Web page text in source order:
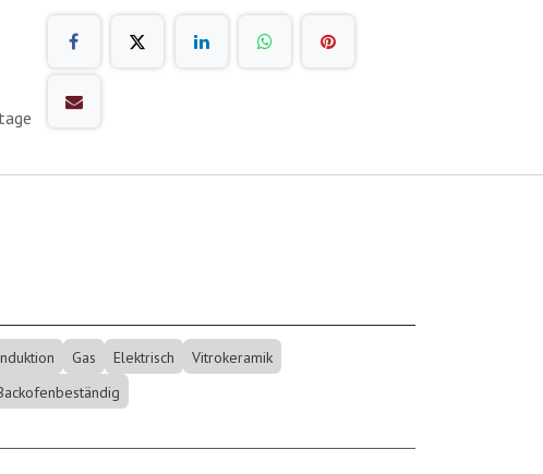
Gas Elektrisch
Vitrokeramik